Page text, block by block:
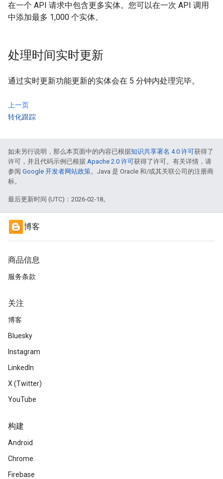
在一个 API 请求中包含更多实体。您可以在一次 API 调用
中添加最多 1,000 个实体。
处理时间实时更新
通过实时更新功能更新的实体会在 5 分钟内处理完毕。
上一页
转化跟踪
如未另行说明，那么本页面中的内容已根据知识共享署名 4.0 许可获得了
许可，并且代码示例已根据 Apache 2.0 许可获得了许可。有关详情，请
参阅 Google 开发者网站政策。Java 是 Oracle 和/或其关联公司的注册商
标。
最后更新时间 (UTC)：2026-02-18。
博客
商品信息
服务条款
关注
博客
Bluesky
Instagram
LinkedIn
X (Twitter)
YouTube
构建
Android
Chrome
Firebase